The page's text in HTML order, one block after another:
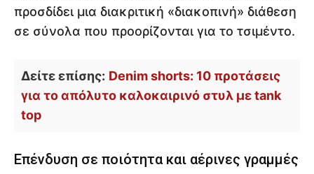
προσδίδει μια διακριτική «διακοπινή» διάθεση
σε σύνολα που προορίζονται για το τσιμέντο.
Δείτε επίσης: Denim shorts: 10 προτάσεις
για το απόλυτο καλοκαιρινό στυλ με tank
top
Επένδυση σε ποιότητα και αέρινες γραμμές